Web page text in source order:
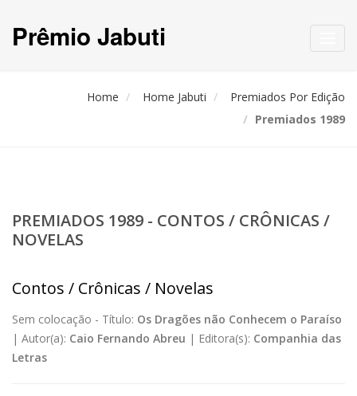
Prêmio Jabuti
Home Home Jabuti
Premiados Por Edição
Premiados 1989
PREMIADOS 1989 - CONTOS / CRÔNICAS /
NOVELAS
Contos / Crônicas / Novelas
Sem colocação - Título: Os Dragões não Conhecem o Paraíso
| Autor(a): Caio Fernando Abreu | Editora(s): Companhia das
Letras